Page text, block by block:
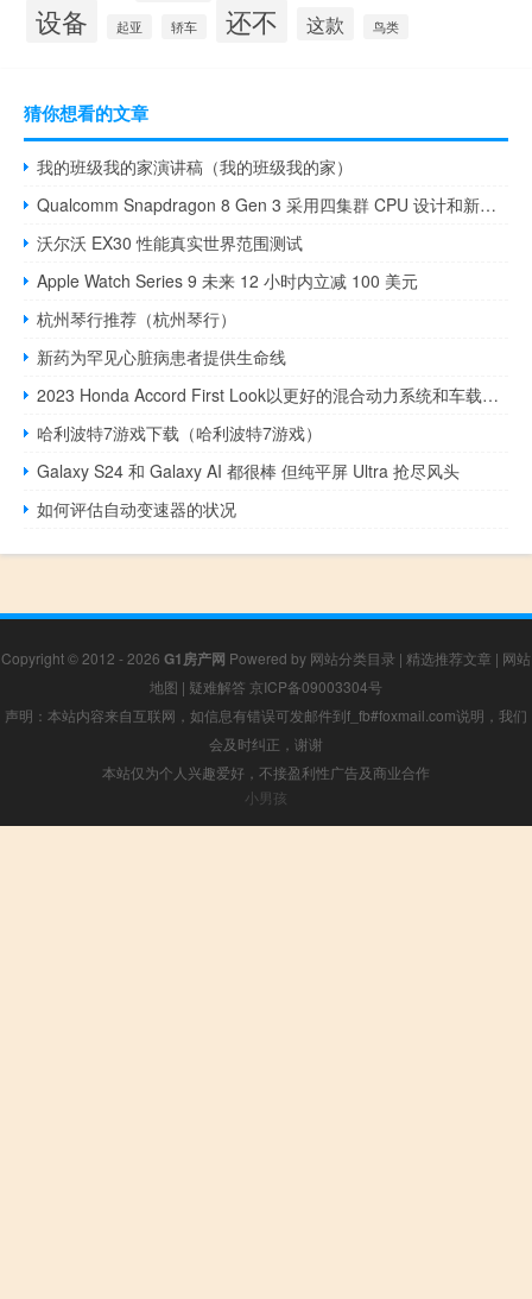
设备 起亚 轿车 还不 这款 鸟类
猜你想看的文章
我的班级我的家演讲稿（我的班级我的家）
Qualcomm Snapdragon 8 Gen 3 采用四集群 CPU 设计和新的 Arm 内核
沃尔沃 EX30 性能真实世界范围测试
Apple Watch Series 9 未来 12 小时内立减 100 美元
杭州琴行推荐（杭州琴行）
新药为罕见心脏病患者提供生命线
2023 Honda Accord First Look以更好的混合动力系统和车载技术为基础
哈利波特7游戏下载（哈利波特7游戏）
Galaxy S24 和 Galaxy AI 都很棒 但纯平屏 Ultra 抢尽风头
如何评估自动变速器的状况
Copyright © 2012 - 2026 G1房产网 Powered by 网站分类目录 | 精选推荐文章 | 网站
地图 | 疑难解答 京ICP备09003304号
声明：本站内容来自互联网，如信息有错误可发邮件到f_fb#foxmail.com说明，我们
会及时纠正，谢谢
本站仅为个人兴趣爱好，不接盈利性广告及商业合作
小男孩